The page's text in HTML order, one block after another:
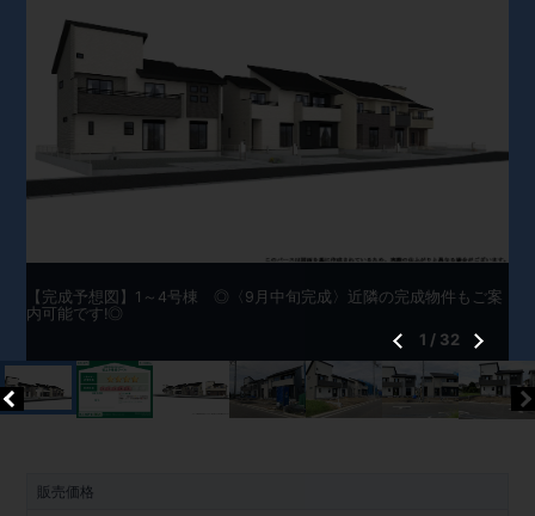
販売価格
【完成予想図】1～4号棟 ◎〈9月中旬完成〉近隣の完成物件もご案
内可能です!◎
1 / 32